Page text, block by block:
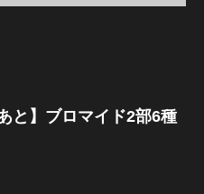
夢幻泡影～
と】ブロマイド2部6種